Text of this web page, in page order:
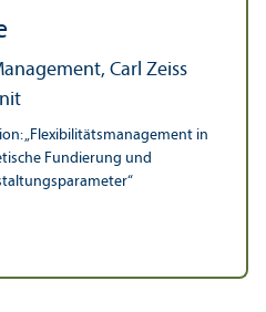
Carl Zeiss
„Flexibilitäts­management in
Fundierung und